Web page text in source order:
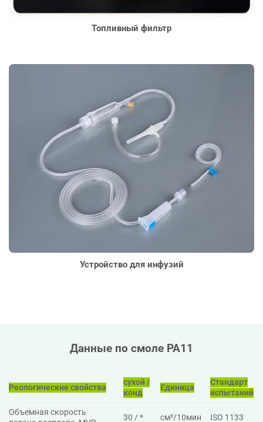
Топливный фильтр
Устройство для инфузий
Данные по смоле PA11
Реологические свойства
сухой /
конд
Единица
Стандарт
испытаний
Объемная скорость
30 / * см³/10мин ISO 1133